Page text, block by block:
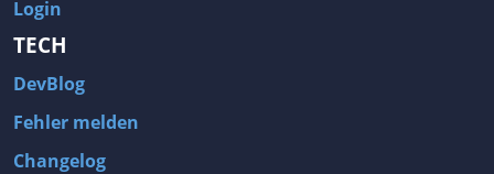
Login
TECH
DevBlog
Fehler melden
Changelog